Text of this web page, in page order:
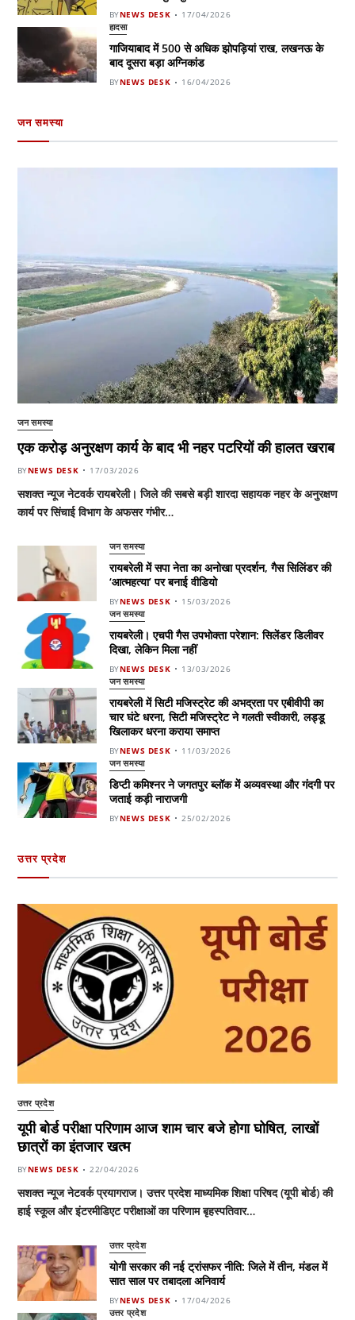
BYNEWS DESK 17/04/2026
हादसा
गाजियाबाद में 500 से अधिक झोपड़ियां राख, लखनऊ के
बाद दूसरा बड़ा अग्निकांड
BYNEWS DESK 16/04/2026
जन समस्या
जन समस्या
एक करोड़ अनुरक्षण कार्य के बाद भी नहर पटरियों की हालत खराब
BYNEWS DESK 17/03/2026
सशक्त न्यूज नेटवर्क रायबरेली। जिले की सबसे बड़ी शारदा सहायक नहर के अनुरक्षण
कार्य पर सिंचाई विभाग के अफसर गंभीर…
जन समस्या
रायबरेली में सपा नेता का अनोखा प्रदर्शन, गैस सिलिंडर की
‘आत्महत्या’ पर बनाई वीडियो
BYNEWS DESK 15/03/2026
जन समस्या
रायबरेली। एचपी गैस उपभोक्ता परेशान: सिलेंडर डिलीवर
दिखा, लेकिन मिला नहीं
BYNEWS DESK 13/03/2026
जन समस्या
रायबरेली में सिटी मजिस्ट्रेट की अभद्रता पर एबीवीपी का
चार घंटे धरना, सिटी मजिस्ट्रेट ने गलती स्वीकारी, लड्डू
खिलाकर धरना कराया समाप्त
BYNEWS DESK 11/03/2026
जन समस्या
डिप्टी कमिश्नर ने जगतपुर ब्लॉक में अव्यवस्था और गंदगी पर
जताई कड़ी नाराजगी
BYNEWS DESK 25/02/2026
उत्तर प्रदेश
उत्तर प्रदेश
यूपी बोर्ड परीक्षा परिणाम आज शाम चार बजे होगा घोषित, लाखों
छात्रों का इंतजार खत्म
BYNEWS DESK 22/04/2026
सशक्त न्यूज नेटवर्क प्रयागराज। उत्तर प्रदेश माध्यमिक शिक्षा परिषद (यूपी बोर्ड) की
हाई स्कूल और इंटरमीडिएट परीक्षाओं का परिणाम बृहस्पतिवार…
उत्तर प्रदेश
योगी सरकार की नई ट्रांसफर नीति: जिले में तीन, मंडल में
सात साल पर तबादला अनिवार्य
BYNEWS DESK 17/04/2026
उत्तर प्रदेश